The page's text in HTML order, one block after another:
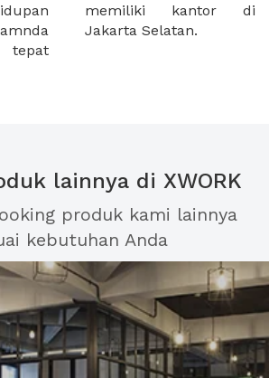
tepat
di
Jakarta Selatan.
lainnya di XWORK
produk kami lainnya
kebutuhan Anda